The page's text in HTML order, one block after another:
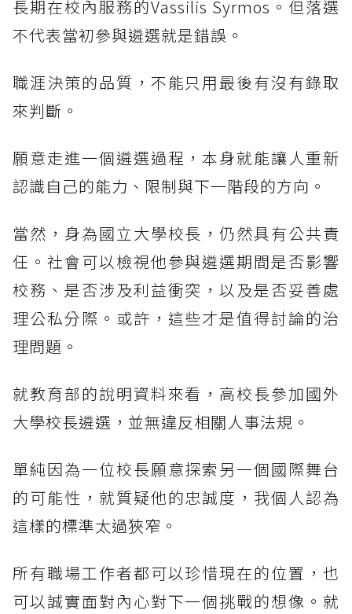
長期在校內服務的Vassilis Syrmos。但落選
不代表當初參與遴選就是錯誤。
職涯決策的品質，不能只用最後有沒有錄取
來判斷。
願意走進一個遴選過程，本身就能讓人重新
認識自己的能力、限制與下一階段的方向。
當然，身為國立大學校長，仍然具有公共責
任。社會可以檢視他參與遴選期間是否影響
校務、是否涉及利益衝突，以及是否妥善處
理公私分際。或許，這些才是值得討論的治
理問題。
就教育部的說明資料來看，高校長參加國外
大學校長遴選，並無違反相關人事法規。
單純因為一位校長願意探索另一個國際舞台
的可能性，就質疑他的忠誠度，我個人認為
這樣的標準太過狹窄。
所有職場工作者都可以珍惜現在的位置，也
可以誠實面對內心對下一個挑戰的想像。就